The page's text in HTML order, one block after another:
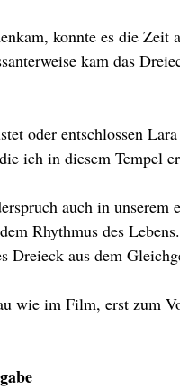
konnte es die
kam das
oder entschlossen
ich in diesem Tempel
auch in
Rhythmus des
Dreieck aus dem
wie im Film, erst zum